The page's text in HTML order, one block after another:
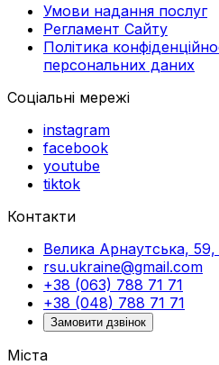
Умови надання послуг
Регламент Сайту
Політика
персональних даних
Соціальні мережі
instagram
facebook
youtube
tiktok
Контакти
Велика Арнаутська,
rsu.ukraine@gmail.com
+38 (063) 788 71 71
+38 (048) 788 71 71
Замовити дзвінок
Міста